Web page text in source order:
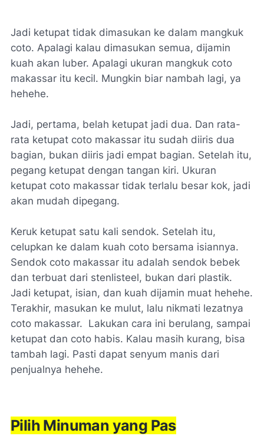
Jadi ketupat tidak dimasukan ke dalam mangkuk
coto. Apalagi kalau dimasukan semua, dijamin
kuah akan luber. Apalagi ukuran mangkuk coto
makassar itu kecil. Mungkin biar nambah lagi, ya
hehehe.
Jadi, pertama, belah ketupat jadi dua. Dan rata-
rata ketupat coto makassar itu sudah diiris dua
bagian, bukan diiris jadi empat bagian. Setelah itu,
pegang ketupat dengan tangan kiri. Ukuran
ketupat coto makassar tidak terlalu besar kok, jadi
akan mudah dipegang.
Keruk ketupat satu kali sendok. Setelah itu,
celupkan ke dalam kuah coto bersama isiannya.
Sendok coto makassar itu adalah sendok bebek
dan terbuat dari stenlisteel, bukan dari plastik.
Jadi ketupat, isian, dan kuah dijamin muat hehehe.
Terakhir, masukan ke mulut, lalu nikmati lezatnya
coto makassar. Lakukan cara ini berulang, sampai
ketupat dan coto habis. Kalau masih kurang, bisa
tambah lagi. Pasti dapat senyum manis dari
penjualnya hehehe.
Pilih Minuman yang Pas